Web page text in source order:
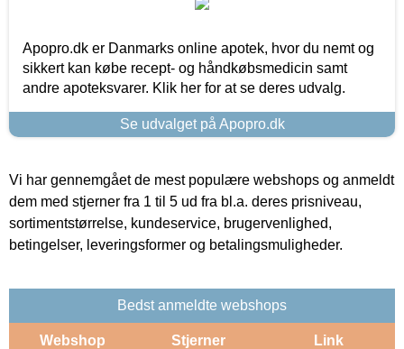
Apopro.dk er Danmarks online apotek, hvor du nemt og
sikkert kan købe recept- og håndkøbsmedicin samt
andre apoteksvarer. Klik her for at se deres udvalg.
Se udvalget på Apopro.dk
Vi har gennemgået de mest populære webshops og anmeldt
dem med stjerner fra 1 til 5 ud fra bl.a. deres prisniveau,
sortimentstørrelse, kundeservice, brugervenlighed,
betingelser, leveringsformer og betalingsmuligheder.
Bedst anmeldte webshops
Webshop Stjerner Link